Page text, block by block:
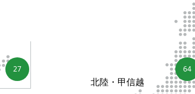
64
北陸・甲信越
27